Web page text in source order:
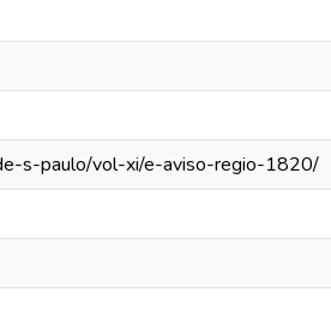
s-paulo/vol-xi/e-aviso-regio-1820/